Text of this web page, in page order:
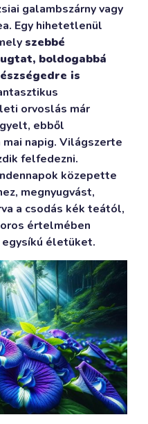
galambszárny vagy
Egy hihetetlenül
szebbé
boldogabbá
is
orvoslás már
ebből
napig. Világszerte
felfedezni.
közepette
megnyugvást,
a csodás kék teától,
értelmében
életüket.